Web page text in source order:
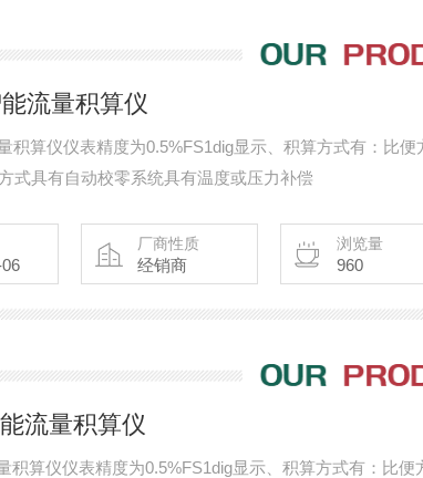
流量积算仪
积算仪仪表精度为0.5%FS1dig显示、积算方式有：比便
式具有自动校零系统具有温度或压力补偿
厂商性质
经销商
浏览量
960
流量积算仪
积算仪仪表精度为0.5%FS1dig显示、积算方式有：比便